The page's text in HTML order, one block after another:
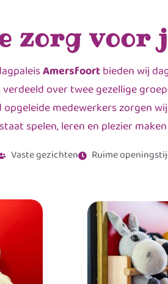
zorg voor
Amersfoortbieden wij
over twee gezellige
medewerkers zorgen
spelen, leren en plezier
Vaste gezichten Ruime